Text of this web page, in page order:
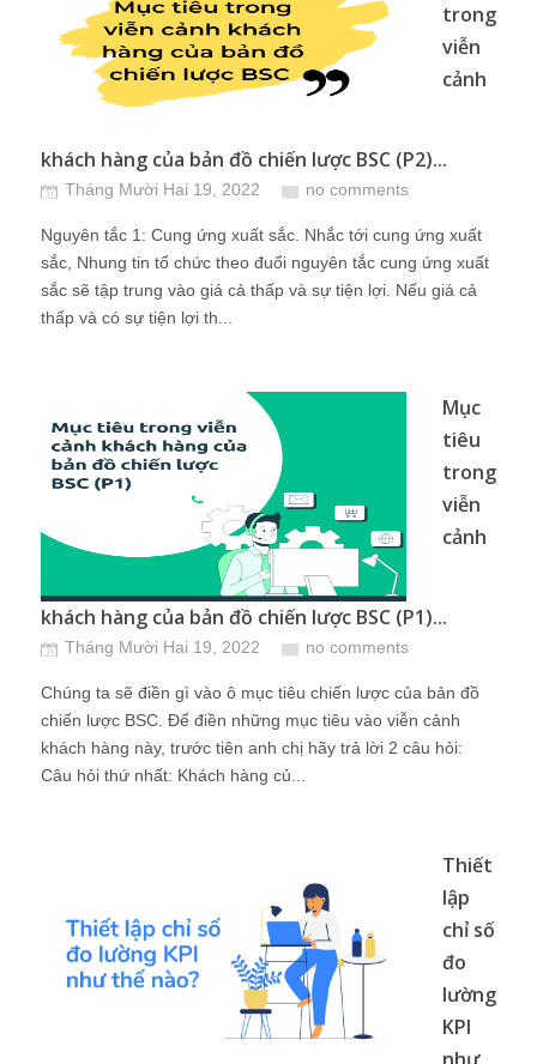
trong
viễn
cảnh
khách hàng của bản đồ chiến lược BSC (P2)...
Tháng Mười Hai 19, 2022 no comments
Nguyên tắc 1: Cung ứng xuất sắc. Nhắc tới cung ứng xuất
sắc, Nhung tin tổ chức theo đuổi nguyên tắc cung ứng xuất
sắc sẽ tập trung vào giá cả thấp và sự tiện lợi. Nếu giá cả
thấp và có sự tiện lợi th...
Mục
tiêu
trong
viễn
cảnh
khách hàng của bản đồ chiến lược BSC (P1)...
Tháng Mười Hai 19, 2022 no comments
Chúng ta sẽ điền gì vào ô mục tiêu chiến lược của bản đồ
chiến lược BSC. Để điền những mục tiêu vào viễn cảnh
khách hàng này, trước tiên anh chị hãy trả lời 2 câu hỏi:
Câu hỏi thứ nhất: Khách hàng củ...
Thiết
lập
chỉ số
đo
lường
KPI